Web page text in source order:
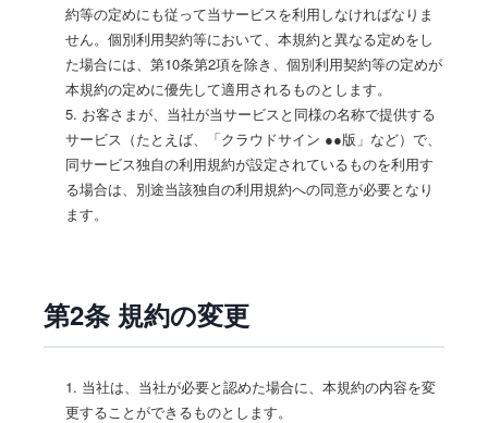
約等の定めにも従って当サービスを利用しなければなりま
せん。個別利用契約等において、本規約と異なる定めをし
た場合には、第10条第2項を除き、個別利用契約等の定めが
本規約の定めに優先して適用されるものとします。
5. お客さまが、当社が当サービスと同様の名称で提供する
サービス（たとえば、「クラウドサイン ●●版」など）で、
同サービス独自の利用規約が設定されているものを利用す
る場合は、別途当該独自の利用規約への同意が必要となり
ます。
第2条 規約の変更
1. 当社は、当社が必要と認めた場合に、本規約の内容を変
更することができるものとします。